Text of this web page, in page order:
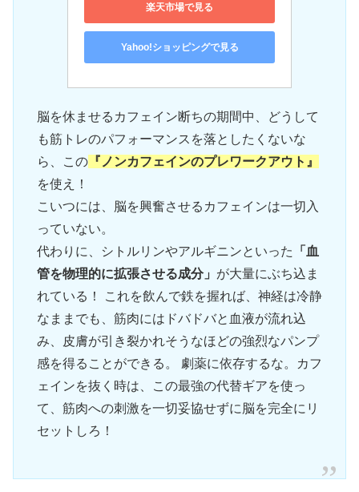
楽天市場で見る
Yahoo!ショッピングで見る
脳を休ませるカフェイン断ちの期間中、どうして
も筋トレのパフォーマンスを落としたくないな
ら、この『ノンカフェインのプレワークアウト』
を使え！
こいつには、脳を興奮させるカフェインは一切入
っていない。
代わりに、シトルリンやアルギニンといった
「血
管を物理的に拡張させる成分」 が大量にぶち込ま
れている！ これを飲んで鉄を握れば、神経は冷静
なままでも、筋肉にはドバドバと血液が流れ込
み、皮膚が引き裂かれそうなほどの強烈なパンプ
感を得ることができる。 劇薬に依存するな。カフ
ェインを抜く時は、この最強の代替ギアを使っ
て、筋肉への刺激を一切妥協せずに脳を完全にリ
セットしろ！